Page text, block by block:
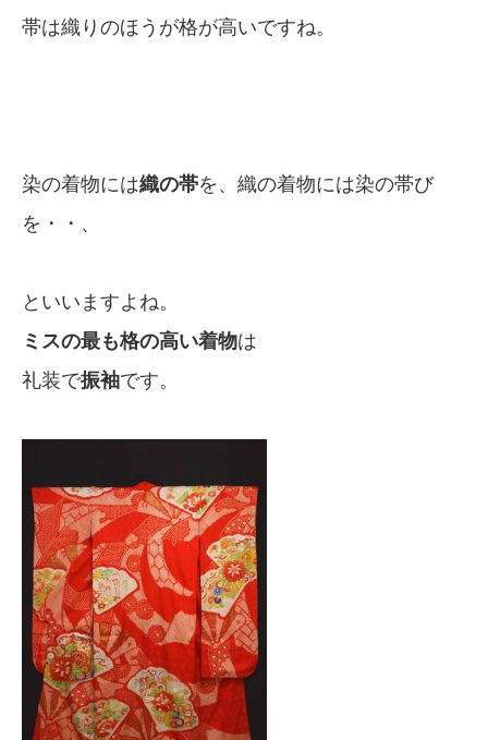
帯は織りのほうが格が高いですね。
染の着物には織の帯を、織の着物には染の帯び
を・・、
といいますよね。
ミスの最も格の高い着物は
礼装で振袖です。